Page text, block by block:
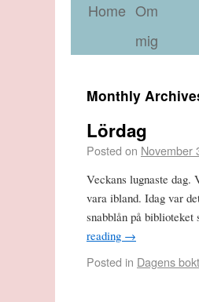
Home Om
mig
Monthly
Lördag
Posted on November
Veckans lugnaste dag.
vara ibland. Idag var
snabblån på
reading →
Posted in Dagens